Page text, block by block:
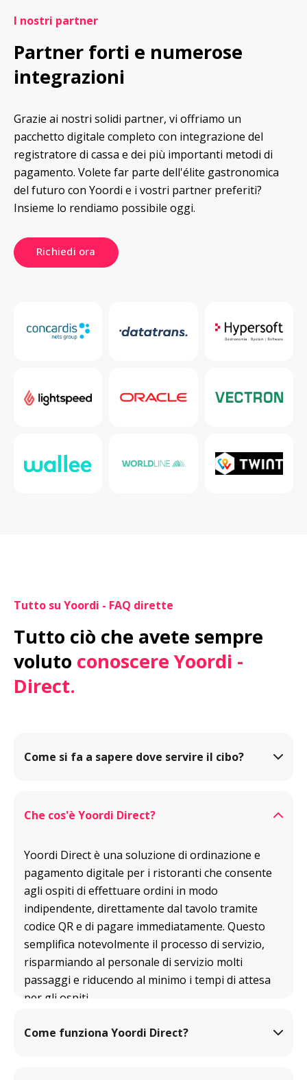
I nostri partner
Partner forti e numerose
integrazioni
Grazie ai nostri solidi partner, vi offriamo un
pacchetto digitale completo con integrazione del
registratore di cassa e dei più importanti metodi di
pagamento. Volete far parte dell'élite gastronomica
del futuro con Yoordi e i vostri partner preferiti?
Insieme lo rendiamo possibile oggi.
Richiedi ora
Tutto su Yoordi - FAQ dirette
Tutto ciò che avete sempre
voluto conoscere Yoordi -
Direct.
Come si fa a sapere dove servire il cibo?
Che cos'è Yoordi Direct?
Yoordi Direct è una soluzione di ordinazione e
pagamento digitale per i ristoranti che consente
agli ospiti di effettuare ordini in modo
indipendente, direttamente dal tavolo tramite
codice QR e di pagare immediatamente. Questo
semplifica notevolmente il processo di servizio,
risparmiando al personale di servizio molti
passaggi e riducendo al minimo i tempi di attesa
per gli ospiti.
Come funziona Yoordi Direct?